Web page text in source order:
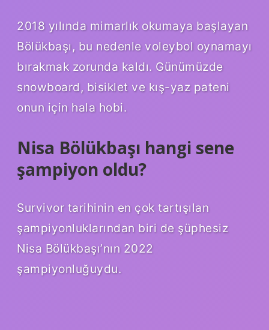
2018 yılında mimarlık okumaya başlayan
Bölükbaşı, bu nedenle voleybol oynamayı
bırakmak zorunda kaldı. Günümüzde
snowboard, bisiklet ve kış-yaz pateni
onun için hala hobi.
Nisa Bölükbaşı hangi sene
şampiyon oldu?
Survivor tarihinin en çok tartışılan
şampiyonluklarından biri de şüphesiz
Nisa Bölükbaşı’nın 2022
şampiyonluğuydu.